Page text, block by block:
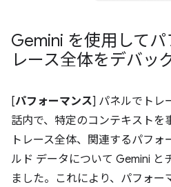
Gemini を使用して
レース全体をデバッ
[パフォーマンス] パネルでトレ
話内で、特定のコンテキストを
トレース全体、関連するパフ
ルド データについて Gemini と
ました。これにより、パフォ